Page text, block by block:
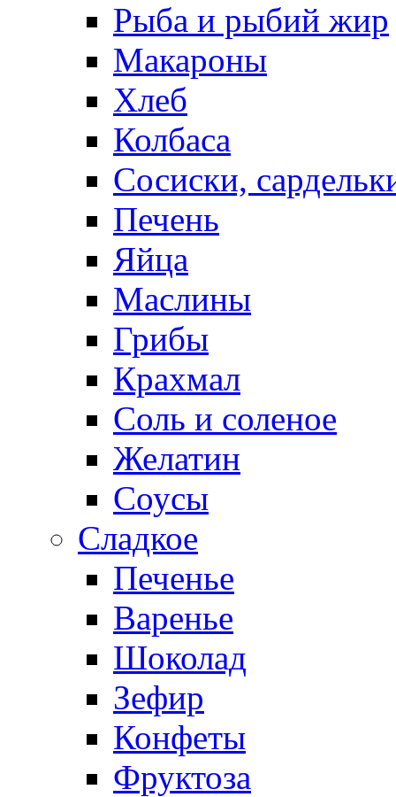
Рыба и рыбий жир
Макароны
Хлеб
Колбаса
Сосиски,
Печень
Яйца
Маслины
Грибы
Крахмал
Соль и соленое
Желатин
Соусы
Сладкое
Печенье
Варенье
Шоколад
Зефир
Конфеты
Фруктоза